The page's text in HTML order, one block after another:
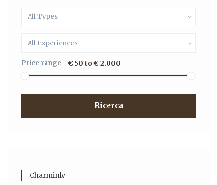
All Types
All Experiences
Price range: € 50 to € 2.000
Ricerca
Charminly